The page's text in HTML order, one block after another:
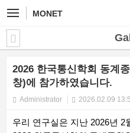
MONET
2026 한국통신학회 동계
창)에 참가하였습니다.
Administrator 2026.02.09
우리 연구실은 지난 2026년 2